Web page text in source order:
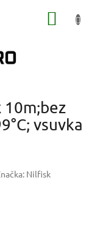
10m;bez
vsuvka
Nilfisk